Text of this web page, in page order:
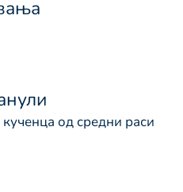
од средни раси